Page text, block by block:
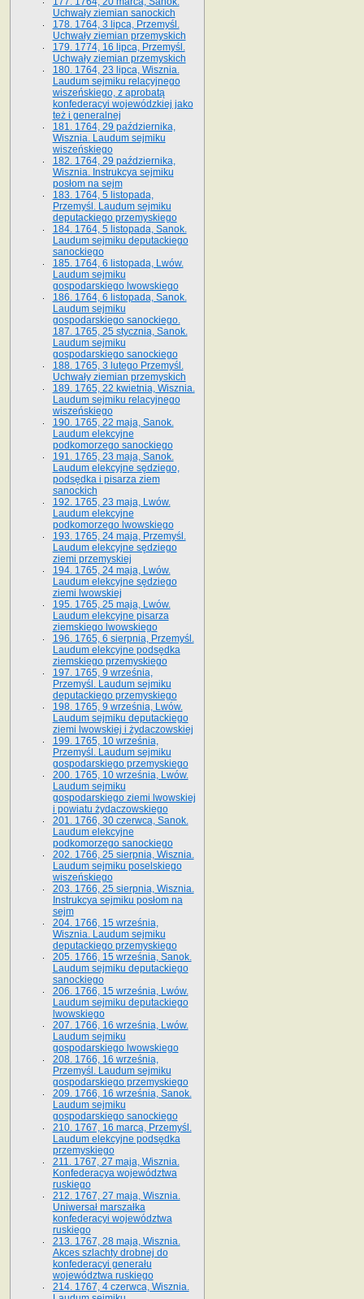
Uchwały ziemian sanockich
178. 1764, 3 lipca, Przemyśl.
Uchwały ziemian przemyskich
179. 1774, 16 lipca, Przemyśl.
Uchwały ziemian przemyskich
180. 1764, 23 lipca, Wisznia.
Laudum sejmiku relacyjnego
wiszeńskiego, z aprobatą
konfederacyi wojewódzkiej jako
też i generalnej
181. 1764, 29 października,
Wisznia. Laudum sejmiku
wiszeńskiego
182. 1764, 29 października,
Wisznia. Instrukcya sejmiku
posłom na sejm
183. 1764, 5 listopada,
Przemyśl. Laudum sejmiku
deputackiego przemyskiego
184. 1764, 5 listopada, Sanok.
Laudum sejmiku deputackiego
sanockiego
185. 1764, 6 listopada, Lwów.
Laudum sejmiku
gospodarskiego lwowskiego
186. 1764, 6 listopada, Sanok.
Laudum sejmiku
gospodarskiego sanockiego.
187. 1765, 25 stycznia, Sanok.
Laudum sejmiku
gospodarskiego sanockiego
188. 1765, 3 lutego Przemyśl.
Uchwały ziemian przemyskich
189. 1765, 22 kwietnia, Wisznia.
Laudum sejmiku relacyjnego
wiszeńskiego
190. 1765, 22 maja, Sanok.
Laudum elekcyjne
podkomorzego sanockiego
191. 1765, 23 maja, Sanok.
Laudum elekcyjne sędziego,
podsędka i pisarza ziem
sanockich
192. 1765, 23 maja, Lwów.
Laudum elekcyjne
podkomorzego lwowskiego
193. 1765, 24 maja, Przemyśl.
Laudum elekcyjne sędziego
ziemi przemyskiej
194. 1765, 24 maja, Lwów.
Laudum elekcyjne sędziego
ziemi lwowskiej
195. 1765, 25 maja, Lwów.
Laudum elekcyjne pisarza
ziemskiego lwowskiego
196. 1765, 6 sierpnia, Przemyśl.
Laudum elekcyjne podsędka
ziemskiego przemyskiego
197. 1765, 9 września,
Przemyśl. Laudum sejmiku
deputackiego przemyskiego
198. 1765, 9 września, Lwów.
Laudum sejmiku deputackiego
ziemi lwowskiej i żydaczowskiej
199. 1765, 10 września,
Przemyśl. Laudum sejmiku
gospodarskiego przemyskiego
200. 1765, 10 września, Lwów.
Laudum sejmiku
gospodarskiego ziemi lwowskiej
i powiatu żydaczowskiego
201. 1766, 30 czerwca, Sanok.
Laudum elekcyjne
podkomorzego sanockiego
202. 1766, 25 sierpnia, Wisznia.
Laudum sejmiku poselskiego
wiszeńskiego
203. 1766, 25 sierpnia, Wisznia.
Instrukcya sejmiku posłom na
sejm
204. 1766, 15 września,
Wisznia. Laudum sejmiku
deputackiego przemyskiego
205. 1766, 15 września, Sanok.
Laudum sejmiku deputackiego
sanockiego
206. 1766, 15 września, Lwów.
Laudum sejmiku deputackiego
lwowskiego
207. 1766, 16 września, Lwów.
Laudum sejmiku
gospodarskiego lwowskiego
208. 1766, 16 września,
Przemyśl. Laudum sejmiku
gospodarskiego przemyskiego
209. 1766, 16 września, Sanok.
Laudum sejmiku
gospodarskiego sanockiego
210. 1767, 16 marca, Przemyśl.
Laudum elekcyjne podsędka
przemyskiego
211. 1767, 27 maja, Wisznia.
Konfederacya województwa
ruskiego
212. 1767, 27 maja, Wisznia.
Uniwersał marszałka
konfederacyi województwa
ruskiego
213. 1767, 28 maja, Wisznia.
Akces szlachty drobnej do
konfederacyi generału
województwa ruskiego
214. 1767, 4 czerwca, Wisznia.